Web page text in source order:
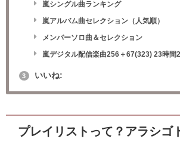
嵐シングル曲ランキング
嵐アルバム曲セレクション（人気順）
メンバーソロ曲＆セレクション
嵐デジタル配信楽曲256＋67(323) 23時間
3 いいね:
プレイリストって？アラシゴ